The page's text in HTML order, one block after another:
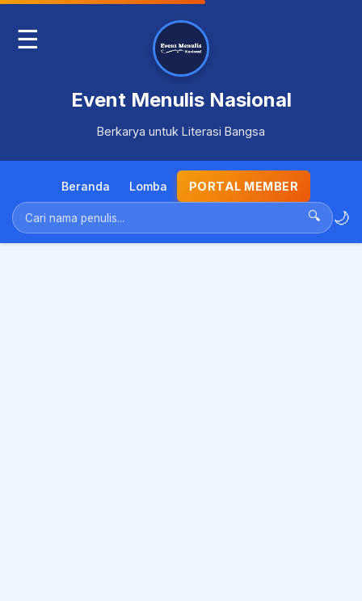
☰
Event Menulis Nasional
Berkarya untuk Literasi Bangsa
Beranda Lomba PORTAL MEMBER
🔍 🌙